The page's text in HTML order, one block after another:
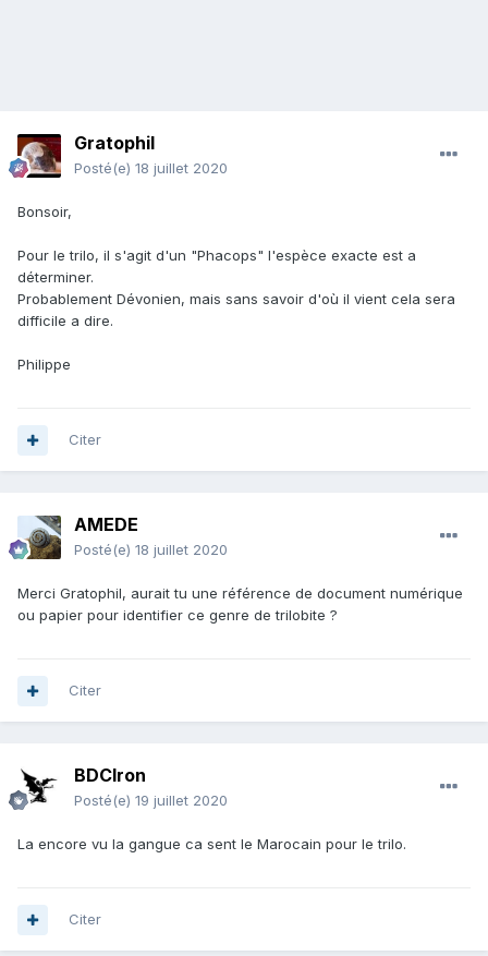
Gratophil
Posté(e) 18 juillet 2020
Bonsoir,
Pour le trilo, il s'agit d'un "Phacops" l'espèce exacte est a
déterminer.
Probablement Dévonien, mais sans savoir d'où il vient cela sera
difficile a dire.
Philippe
Citer
AMEDE
Posté(e) 18 juillet 2020
Merci Gratophil, aurait tu une référence de document numérique
ou papier pour identifier ce genre de trilobite ?
Citer
BDCIron
Posté(e) 19 juillet 2020
La encore vu la gangue ca sent le Marocain pour le trilo.
Citer